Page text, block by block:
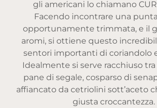
gli americani lo chiamano
Facendo incontrare una
opportunamente trimmata, e il
aromi, si ottiene questo
sentori importanti di coriandolo
Idealmente si serve racchiuso
pane di segale, cosparso di
affiancato da cetriolini sott’aceto
giusta croccantezza.